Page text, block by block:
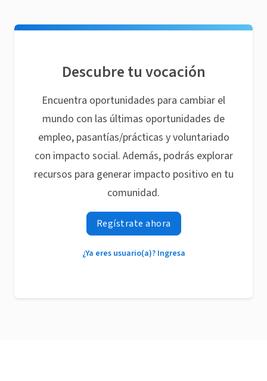
Descubre tu vocación
Encuentra oportunidades para cambiar el
mundo con las últimas oportunidades de
empleo, pasantías/prácticas y voluntariado
con impacto social. Además, podrás explorar
recursos para generar impacto positivo en tu
comunidad.
Regístrate ahora
¿Ya eres usuario(a)? Ingresa